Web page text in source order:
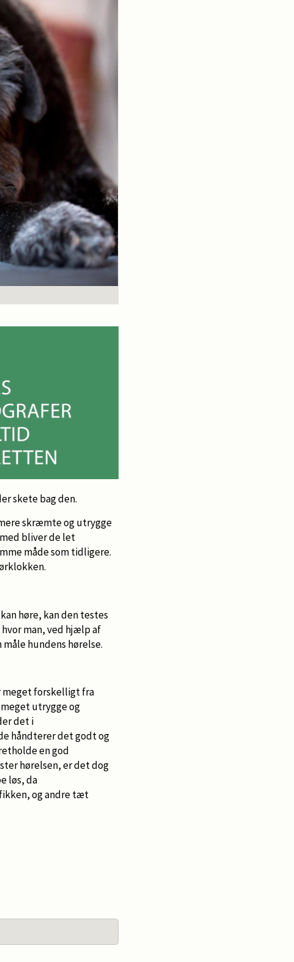
skete bag den.
skræmte og utrygge
bliver de let
måde som tidligere.
høre, kan den testes
man, ved hjælp af
hundens hørelse.
meget forskelligt fra
utrygge og
det i
håndterer det godt og
en god
hørelsen, er det dog
løs, da
og andre tæt